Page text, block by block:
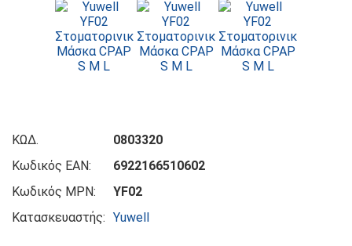
ΚΩΔ.
0803320
Κωδικός EAN:
6922166510602
Κωδικός MPN:
YF02
Κατασκευαστής: Yuwell